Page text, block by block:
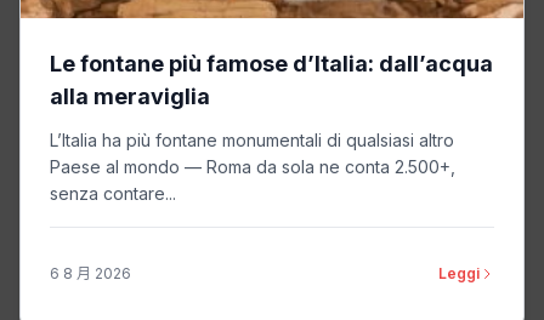
Le fontane più famose d’Italia: dall’acqua
alla meraviglia
L’Italia ha più fontane monumentali di qualsiasi altro
Paese al mondo — Roma da sola ne conta 2.500+,
senza contare...
6 8 月 2026 Leggi